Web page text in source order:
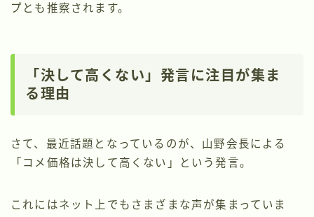
プとも推察されます。
「決して高くない」発言に注目が集ま
る理由
さて、最近話題となっているのが、山野会長による
「コメ価格は決して高くない」という発言。
これにはネット上でもさまざまな声が集まっていま